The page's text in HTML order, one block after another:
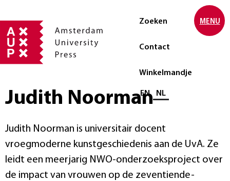
Zoeken
Contact
Winkelmandje
Selecteer taal
EN NL
MENU
Judith Noorman
Judith Noorman is universitair docent
vroegmoderne kunstgeschiedenis aan de UvA. Ze
leidt een meerjarig NWO-onderzoeksproject over
de impact van vrouwen op de zeventiende-